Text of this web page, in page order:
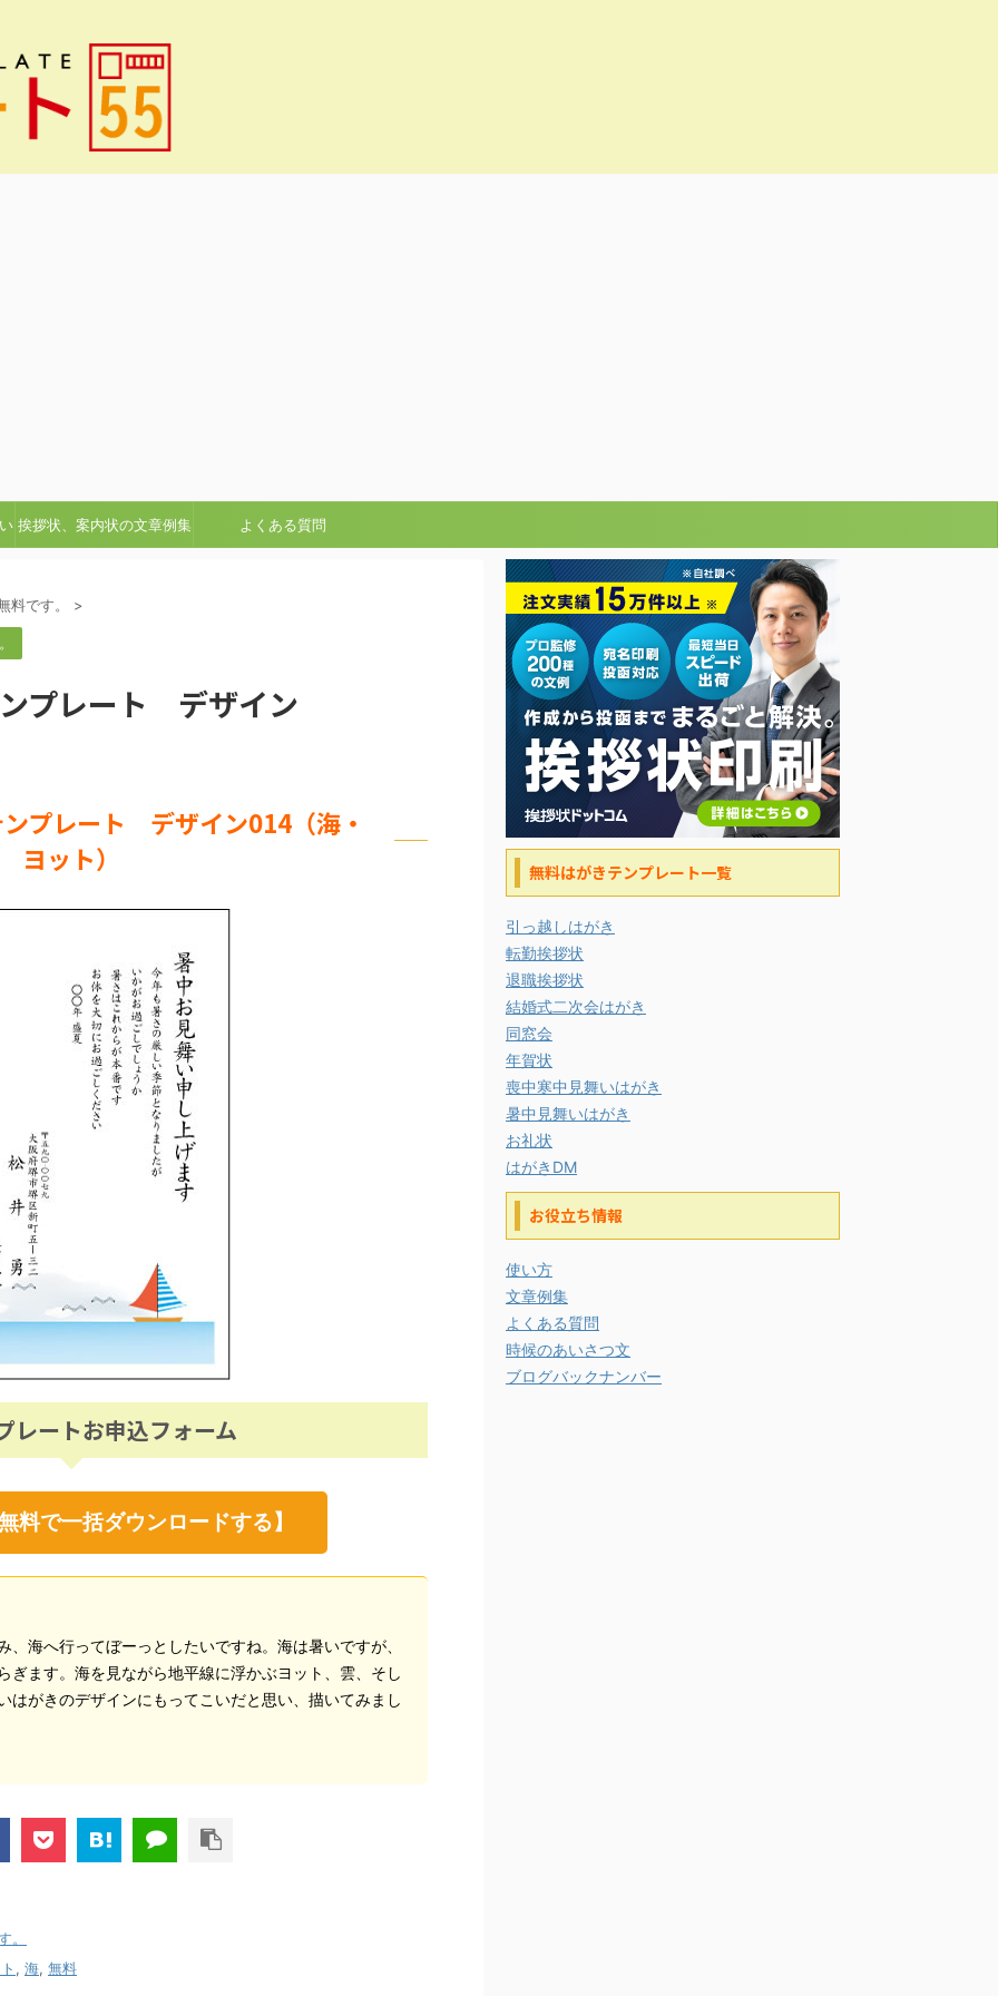
挨拶状、案内状の文章例集 よくある質問
です。 >
プレート デザイン
プレート デザイン014（海・
ヨット）
レートお申込フォーム
料で一括ダウンロードする】
海へ行ってぼーっとしたいですね。海は暑いですが、
ぎます。海を見ながら地平線に浮かぶヨット、雲、そし
はがきのデザインにもってこいだと思い、描いてみまし
。
, 海, 無料
無料はがきテンプレート一覧
引っ越しはがき
転勤挨拶状
退職挨拶状
結婚式二次会はがき
同窓会
年賀状
喪中寒中見舞いはがき
暑中見舞いはがき
お礼状
はがきDM
お役立ち情報
使い方
文章例集
よくある質問
時候のあいさつ文
ブログバックナンバー